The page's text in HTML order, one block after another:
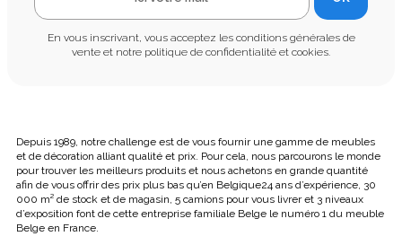
En vous inscrivant, vous acceptez les conditions générales de
vente et notre politique de confidentialité et cookies.
Depuis 1989, notre challenge est de vous fournir une gamme de meubles
et de décoration alliant qualité et prix. Pour cela, nous parcourons le monde
pour trouver les meilleurs produits et nous achetons en grande quantité
afin de vous offrir des prix plus bas qu’en Belgique24 ans d’expérience, 30
000 m² de stock et de magasin, 5 camions pour vous livrer et 3 niveaux
d’exposition font de cette entreprise familiale Belge le numéro 1 du meuble
Belge en France.